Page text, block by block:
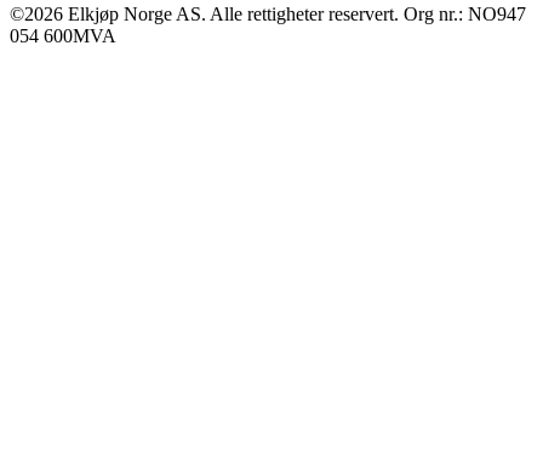
©2026 Elkjøp Norge AS. Alle rettigheter reservert. Org nr.: NO947
054 600MVA